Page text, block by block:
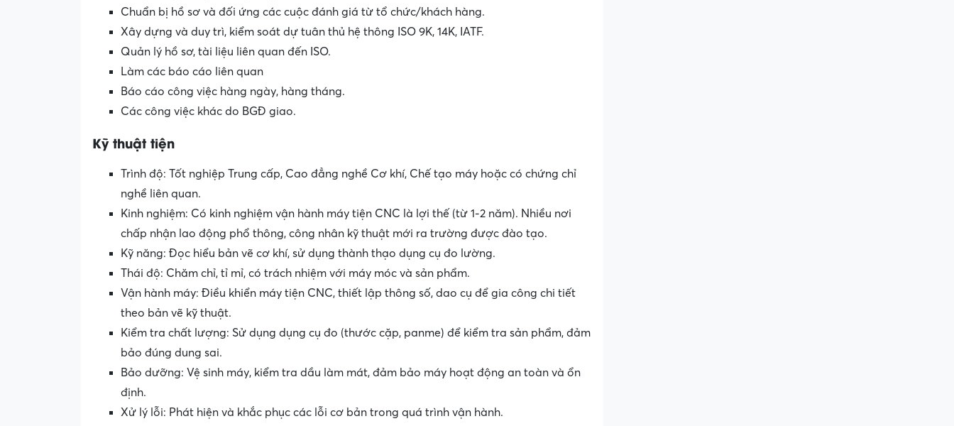
Chuẩn bị hồ sơ và đối ứng các cuộc đánh giá từ tổ chức/khách hàng.
Xây dựng và duy trì, kiểm soát dự tuân thủ hệ thông ISO 9K, 14K, IATF.
Quản lý hồ sơ, tài liệu liên quan đến ISO.
Làm các báo cáo liên quan
Báo cáo công việc hàng ngày, hàng tháng.
Các công việc khác do BGĐ giao.
Kỹ thuật tiện
Trình độ: Tốt nghiệp Trung cấp, Cao đẳng nghề Cơ khí, Chế tạo máy hoặc có chứng chỉ
nghề liên quan.
Kinh nghiệm: Có kinh nghiệm vận hành máy tiện CNC là lợi thế (từ 1-2 năm). Nhiều nơi
chấp nhận lao động phổ thông, công nhân kỹ thuật mới ra trường được đào tạo.
Kỹ năng: Đọc hiểu bản vẽ cơ khí, sử dụng thành thạo dụng cụ đo lường.
Thái độ: Chăm chỉ, tỉ mỉ, có trách nhiệm với máy móc và sản phẩm.
Vận hành máy: Điều khiển máy tiện CNC, thiết lập thông số, dao cụ để gia công chi tiết
theo bản vẽ kỹ thuật.
Kiểm tra chất lượng: Sử dụng dụng cụ đo (thước cặp, panme) để kiểm tra sản phẩm, đảm
bảo đúng dung sai.
Bảo dưỡng: Vệ sinh máy, kiểm tra dầu làm mát, đảm bảo máy hoạt động an toàn và ổn
định.
Xử lý lỗi: Phát hiện và khắc phục các lỗi cơ bản trong quá trình vận hành.